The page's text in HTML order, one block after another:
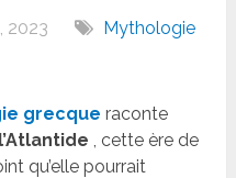
2023
Mythologie
grecque raconte
l’Atlantide , cette ère de
qu’elle pourrait